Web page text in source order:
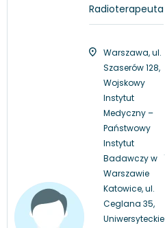
Radioterapeuta
Warszawa, ul.
Szaserów 128,
Wojskowy
Instytut
Medyczny –
Państwowy
Instytut
Badawczy w
Warszawie
Katowice, ul.
Ceglana 35,
Uniwersyteckie